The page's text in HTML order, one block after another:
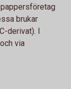
brukar
derivat). I
via